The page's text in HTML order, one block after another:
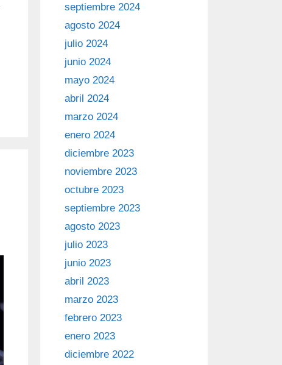
septiembre 2024
agosto 2024
julio 2024
junio 2024
mayo 2024
abril 2024
marzo 2024
enero 2024
diciembre 2023
noviembre 2023
octubre 2023
septiembre 2023
agosto 2023
julio 2023
junio 2023
abril 2023
marzo 2023
febrero 2023
enero 2023
diciembre 2022